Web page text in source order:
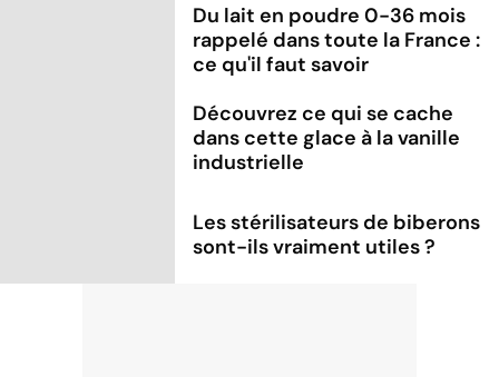
Du lait en poudre 0-36 mois
rappelé dans toute la France :
ce qu'il faut savoir
Découvrez ce qui se cache
dans cette glace à la vanille
industrielle
Les stérilisateurs de biberons
sont-ils vraiment utiles ?